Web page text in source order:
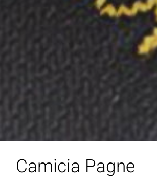
Camicia Pagne